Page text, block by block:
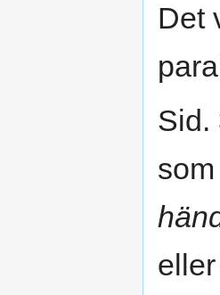
Det
Sid.